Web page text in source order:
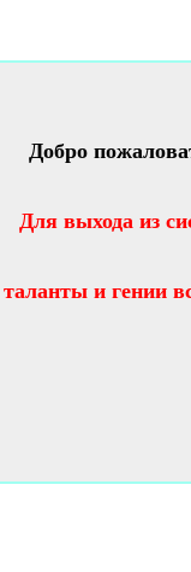
всех стран и
Добро
Для выхода из
таланты и гении